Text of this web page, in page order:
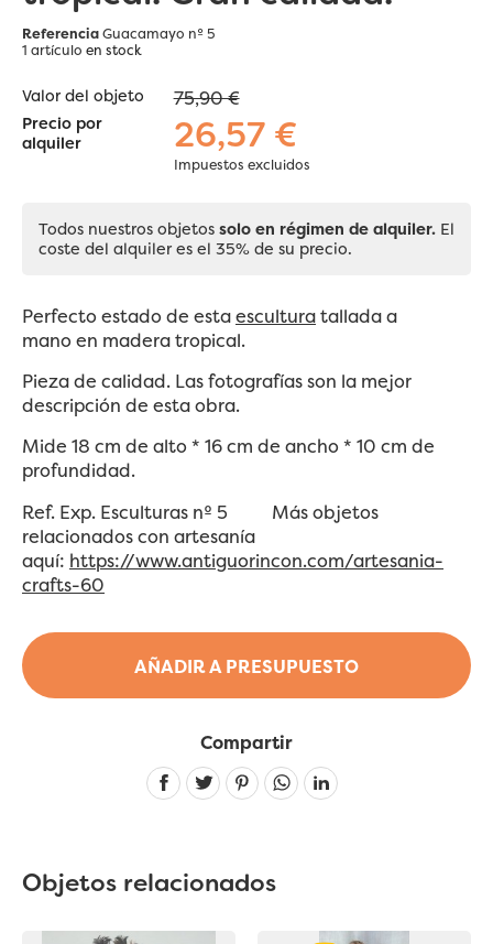
ReferenciaGuacamayo nº 5
1 artículo en stock
AÑADIR A PRESUPUESTO
Valor del objeto 75,90 €
Precio por
alquiler
26,57 €
Impuestos excluidos
Todos nuestros objetos solo en régimen de alquiler. El
coste del alquiler es el 35% de su precio.
Perfecto estado de estaesculturatallada a
mano en madera tropical.
Pieza de calidad. Las fotografías son la mejor
descripción de esta obra.
Mide 18 cm de alto * 16 cm de ancho * 10 cm de
profundidad.
Ref. Exp. Esculturas nº 5 Más objetos
relacionados con artesanía
aquí: https://www.antiguorincon.com/artesania-
crafts-60
Compartir
Linkedin
Objetos relacionados